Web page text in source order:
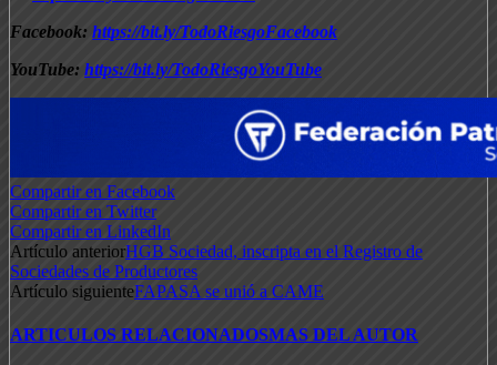
Facebook: https://bit.ly/TodoRiesgoFacebook
YouTube: https://bit.ly/TodoRiesgoYouTube
Compartir en Facebook
Compartir en Twitter
Compartir en LinkedIn
Artículo anteriorHGB Sociedad, inscripta en el Registro de
Sociedades de Productores
Artículo siguienteFAPASA se unió a CAME
ARTICULOS RELACIONADOSMAS DEL AUTOR